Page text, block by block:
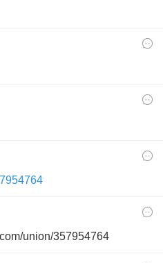
union/357954764